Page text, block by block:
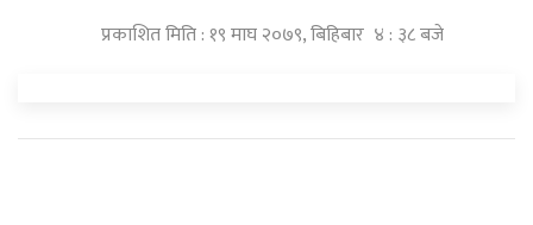
प्रकाशित मिति : १९ माघ २०७९, बिहिबार ४ : ३८ बजे